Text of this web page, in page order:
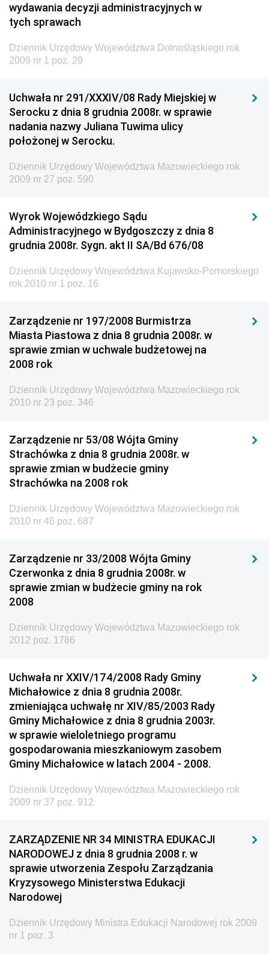
Dziennik Urzędowy Ministra Cyfryzacji
Dziennik Urzędowy Ministra Rozwoju
Dziennik Urzędowy Ministra Infrastruktury i
Budownictwa
Żeglugi Śródlądowej
Dziennik Urzędowy Ministra Energii
Dziennik Urzędowy Ministra Finansów
Dziennik Urzędowy Ministra Rozwoju i Finansów
Dziennik Urzędowy Prezesa Urzędu Transportu
Kolejowego
Dziennik Urzędowy Ministra Przedsiębiorczości i
Technologii
Dziennik Urzędowy Ministra Inwestycji i Rozwoju
Państwowych
Dziennik Urzędowy Ministra Finansów, Inwestycji i
Rozwoju
Dziennik Urzędowy Ministra Sportu
Regionalnej
Dziennik Urzędowy Ministra Aktywów Państwowych
Dziennik Urzędowy Ministra Zdrowia
Inspektora Ochrony Środowiska
Dziennik Urzędowy Ministra Klimatu i Środowiska
Narodowego i Sportu
Dziennik Urzędowy Ministra Finansów, Funduszy i
Polityki Regionalnej
Technologii
Dziennik Urzędowy Ministra Rodziny i Polityki
Społecznej
Dziennik Urzędowy Komendy Głównej Straży
Granicznej
Dziennik Urzędowy Głównego Inspektoratu Transportu
Drogowego
Dziennik Urzędowy Narodowego Banku Polskiego
Dziennik Urzędowy Ministra Pracy i Polityki
Społecznej
Dziennik Urzędowy Ministra Transportu, Budownictwa
i Gospodarki Morskiej
Dziennik Urzędowy Ministra Rozwoju i Technologii
Dziennik Urzędowy Ministra Spraw Zagranicznych
wydawania decyzji administracyjnych w
tych sprawach
Dziennik Urzędowy Województwa Dolnośląskiego rok
2009 nr 1 poz. 29
Uchwała nr 291/XXXIV/08 Rady Miejskiej w
Serocku z dnia 8 grudnia 2008r. w sprawie
nadania nazwy Juliana Tuwima ulicy
położonej w Serocku.
Dziennik Urzędowy Województwa Mazowieckiego rok
2009 nr 27 poz. 590
Wyrok Wojewódzkiego Sądu
Administracyjnego w Bydgoszczy z dnia 8
grudnia 2008r. Sygn. akt II SA/Bd 676/08
Dziennik Urzędowy Województwa Kujawsko-Pomorskiego
rok 2010 nr 1 poz. 16
Zarządzenie nr 197/2008 Burmistrza
Miasta Piastowa z dnia 8 grudnia 2008r. w
sprawie zmian w uchwale budżetowej na
2008 rok
Dziennik Urzędowy Województwa Mazowieckiego rok
2010 nr 23 poz. 346
Zarządzenie nr 53/08 Wójta Gminy
Strachówka z dnia 8 grudnia 2008r. w
sprawie zmian w budżecie gminy
Strachówka na 2008 rok
Dziennik Urzędowy Województwa Mazowieckiego rok
2010 nr 46 poz. 687
Zarządzenie nr 33/2008 Wójta Gminy
Czerwonka z dnia 8 grudnia 2008r. w
sprawie zmian w budżecie gminy na rok
2008
Dziennik Urzędowy Województwa Mazowieckiego rok
2012 poz. 1786
Uchwała nr XXIV/174/2008 Rady Gminy
Michałowice z dnia 8 grudnia 2008r.
zmieniająca uchwałę nr XIV/85/2003 Rady
Gminy Michałowice z dnia 8 grudnia 2003r.
w sprawie wieloletniego programu
gospodarowania mieszkaniowym zasobem
Gminy Michałowice w latach 2004 - 2008.
Dziennik Urzędowy Województwa Mazowieckiego rok
2009 nr 37 poz. 912
ZARZĄDZENIE NR 34 MINISTRA EDUKACJI
NARODOWEJ z dnia 8 grudnia 2008 r. w
sprawie utworzenia Zespołu Zarządzania
Kryzysowego Ministerstwa Edukacji
Narodowej
Dziennik Urzędowy Ministra Edukacji Narodowej rok 2009
nr 1 poz. 3